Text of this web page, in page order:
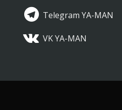
Telegram YA-MAN
VK YA-MAN